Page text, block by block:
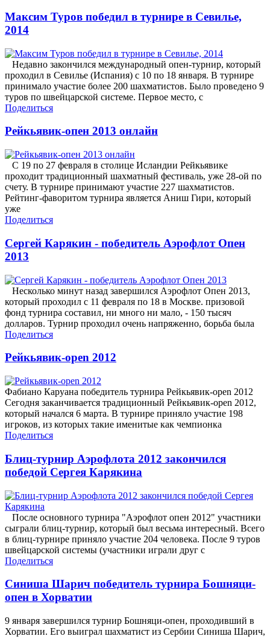
Максим Туров победил в турнире в Севилье,
2014
Недавно закончился международный опен-турнир, который
проходил в Севилье (Испания) с 10 по 18 января. В турнире
принимало участие более 200 шахматистов. Было проведено 9
туров по швейцарской системе. Первое место, с
Поделиться
Рейкьявик-опен 2013 онлайн
С 19 по 27 февраля в столице Исландии Рейкьявике
проходит традиционный шахматный фестиваль, уже 28-ой по
счету. В турнире принимают участие 227 шахматистов.
Рейтинг-фаворитом турнира является Аниш Гири, который
уже
Поделиться
Сергей Карякин - победитель Аэрофлот Опен
2013
Несколько минут назад завершился Аэрофлот Опен 2013,
который проходил с 11 февраля по 18 в Москве. призовой
фонд турнира составил, ни много ни мало, - 150 тысяч
долларов. Турнир проходил очень напряженно, борьба была
Поделиться
Рейкьявик-open 2012
Фабиано Каруана победитель турнира Рейкьявик-open 2012
Сегодня заканчивается традиционный Рейкьявик-open 2012,
который начался 6 марта. В турнире приняло участие 198
игроков, из которых такие именитые как чемпионка
Поделиться
Блиц-турнир Аэрофлота 2012 закончился
победой Сергея Карякина
После основного турнира "Аэрофлот опен 2012" участники
сыграли блиц-турнир, который был весьма интересный. Всего
в блиц-турнире приняло участие 204 человека. После 9 туров
швейцарской системы (участники играли друг с
Поделиться
Синиша Шарич победитель турнира Бошняци-
опен в Хорватии
9 января завершился турнир Бошняци-опен, проходивший в
Хорватии. Его выиграл шахматист из Сербии Синиша Шарич,